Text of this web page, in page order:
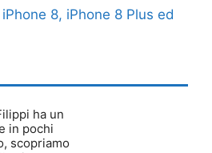
8, iPhone 8 Plus ed
ha un
in pochi
scopriamo